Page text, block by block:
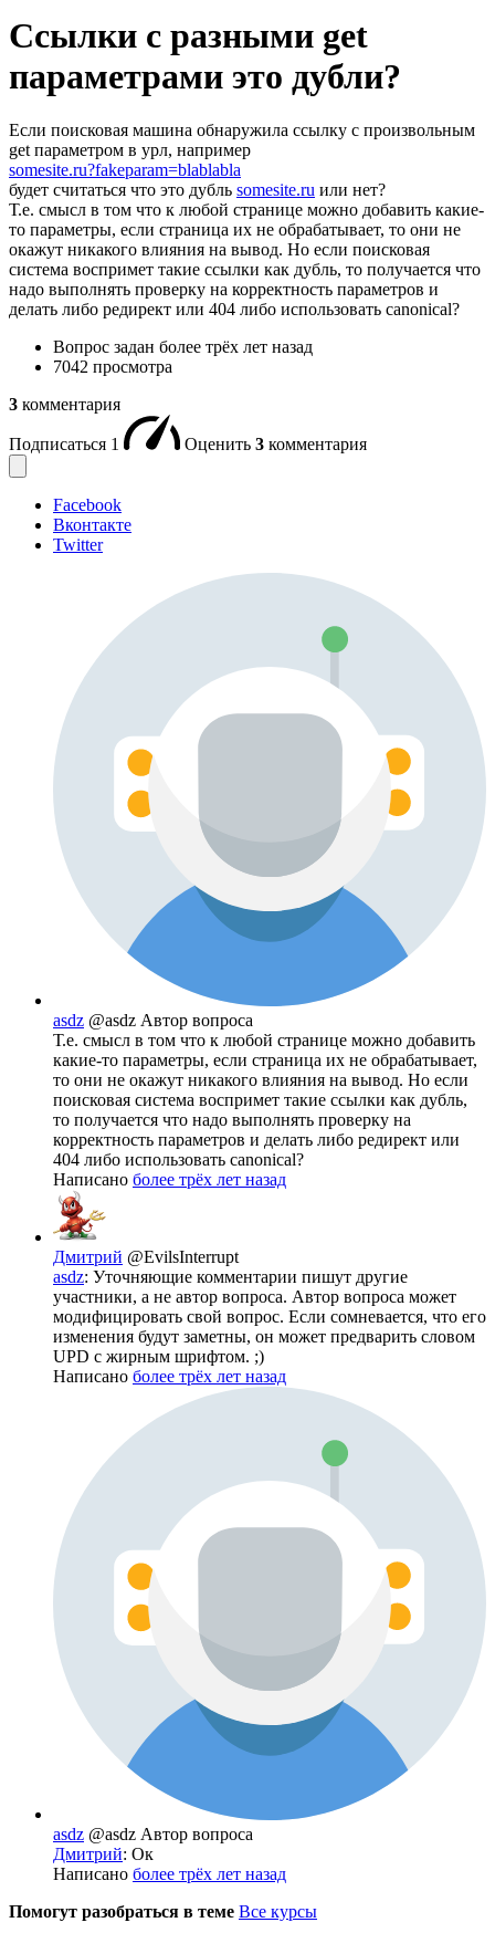
Ссылки с разными get
параметрами это дубли?
Если поисковая машина обнаружила ссылку с произвольным
get параметром в урл, например
somesite.ru?fakeparam=blablabla
будет считаться что это дубль somesite.ru или нет?
Т.е. смысл в том что к любой странице можно добавить какие-
то параметры, если страница их не обрабатывает, то они не
окажут никакого влияния на вывод. Но если поисковая
система воспримет такие ссылки как дубль, то получается что
надо выполнять проверку на корректность параметров и
делать либо редирект или 404 либо использовать canonical?
Вопрос задан более трёх лет назад
7042 просмотра
3 комментария
Подписаться 1 Оценить 3 комментария
Facebook
Вконтакте
Twitter
asdz @asdz Автор вопроса
Т.е. смысл в том что к любой странице можно добавить
какие-то параметры, если страница их не обрабатывает,
то они не окажут никакого влияния на вывод. Но если
поисковая система воспримет такие ссылки как дубль,
то получается что надо выполнять проверку на
корректность параметров и делать либо редирект или
404 либо использовать canonical?
Написано более трёх лет назад
Дмитрий @EvilsInterrupt
asdz: Уточняющие комментарии пишут другие
участники, а не автор вопроса. Автор вопроса может
модифицировать свой вопрос. Если сомневается, что его
изменения будут заметны, он может предварить словом
UPD с жирным шрифтом. ;)
Написано более трёх лет назад
asdz @asdz Автор вопроса
Дмитрий: Ок
Написано более трёх лет назад
Помогут разобраться в теме Все курсы